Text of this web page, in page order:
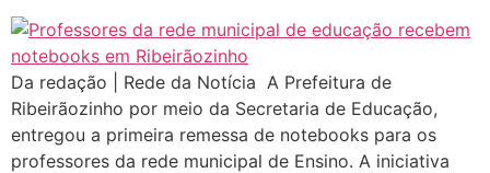
Da redação | Rede da Notícia A Prefeitura de
Ribeirãozinho por meio da Secretaria de Educação,
entregou a primeira remessa de notebooks para os
professores da rede municipal de Ensino. A iniciativa